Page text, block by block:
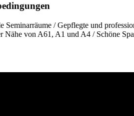
Seminarräume / Gepflegte und
Nähe von A61, A1 und A4 / Schöne